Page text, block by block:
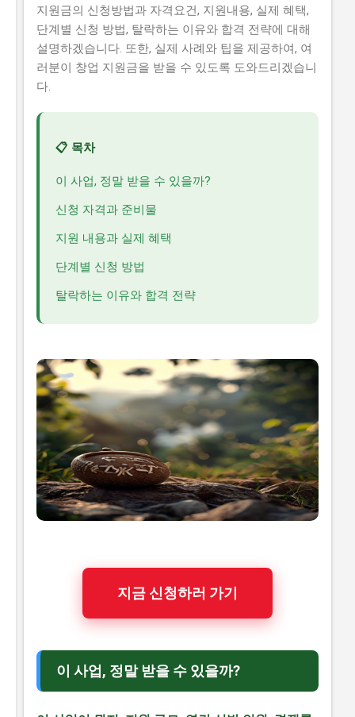
지원금의 신청방법과 자격요건, 지원내용, 실제 혜택,
단계별 신청 방법, 탈락하는 이유와 합격 전략에 대해
설명하겠습니다. 또한, 실제 사례와 팁을 제공하여, 여
러분이 창업 지원금을 받을 수 있도록 도와드리겠습니
다.
📋 목차
이 사업, 정말 받을 수 있을까?
신청 자격과 준비물
지원 내용과 실제 혜택
단계별 신청 방법
탈락하는 이유와 합격 전략
지금 신청하러 가기
이 사업, 정말 받을 수 있을까?